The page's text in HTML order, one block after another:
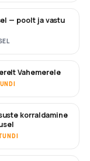
— poolt ja vastu
Vahemerele
korraldamine